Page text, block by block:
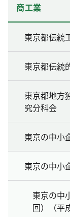
商工業
東京都伝統
東京都伝統
東京都地方
究分科会
東京の中小
東京の中小
東京の中
回）（平